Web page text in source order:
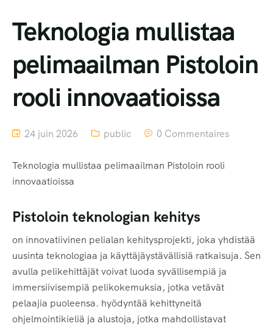
Teknologia mullistaa
pelimaailman Pistoloin
rooli innovaatioissa
24 juin 2026 public 0 Commentaires
Teknologia mullistaa pelimaailman Pistoloin rooli
innovaatioissa
Pistoloin teknologian kehitys
on innovatiivinen pelialan kehitysprojekti, joka yhdistää
uusinta teknologiaa ja käyttäjäystävällisiä ratkaisuja. Sen
avulla pelikehittäjät voivat luoda syvällisempiä ja
immersiivisempiä pelikokemuksia, jotka vetävät
pelaajia puoleensa. hyödyntää kehittyneitä
ohjelmointikieliä ja alustoja, jotka mahdollistavat